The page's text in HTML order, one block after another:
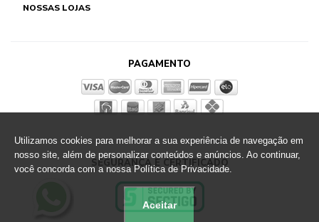
NOSSAS LOJAS
PAGAMENTO
SEGURANÇA E CERTIFICADO
Utilizamos cookies para melhorar a sua experiência de navegação em
nosso site, além de personalizar conteúdos e anúncios. Ao continuar,
você concorda com a nossa Política de Privacidade.
Aceitar